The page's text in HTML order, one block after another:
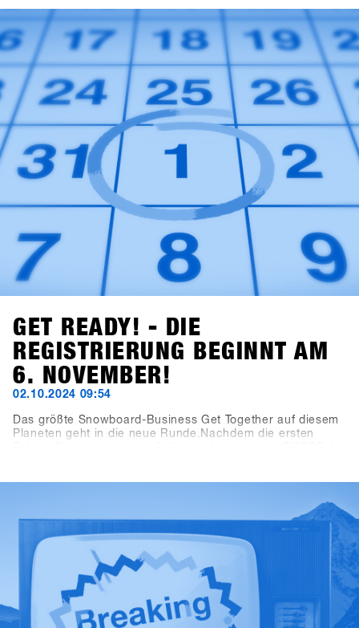
GET READY! - DIE
REGISTRIERUNG BEGINNT AM
6. NOVEMBER!
02.10.2024 09:54
Das größte Snowboard-Business Get Together auf diesem
Planeten geht in die neue Runde.Nachdem die ersten
Location.Die Registrierung startet am 6. November über
die SHOPS 1st BASE.Melde deinen Shop frühzeitig an und
sichere dir bis zum 6. Dezember das exklusive Early-Bird-
Angebot. Sei dabei und teste vom 19. bis zum 21. Januar
die neuesten Produkte der über 80 Aussteller!